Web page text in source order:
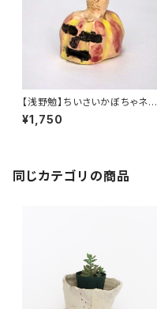
【浅野勉】ちいさいかぼちゃネコ
（一点物陶器）
¥1,750
同じカテゴリの商品